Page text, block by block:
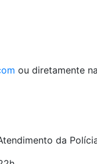
ou diretamente
da